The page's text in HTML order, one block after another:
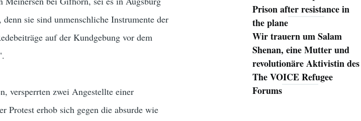
sie sind unmenschliche Instrumente der
auf der Kundgebung vor dem
versperrten zwei Angestellte einer
Protest erhob sich gegen die absurde wie
Prison after resistance in
the plane
Wir trauern um Salam
Shenan, eine Mutter und
revolutionäre Aktivistin des
The VOICE Refugee
Forums